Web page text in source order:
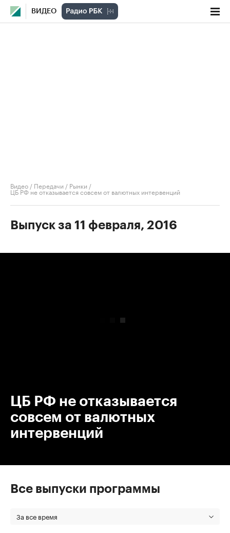
ВИДЕО
Видео / Передачи / Рынки /
ЦБ РФ не отказывается совсем от валютных интервенций
Выпуск за 11 февраля, 2016
ЦБ РФ не отказывается
совсем от валютных
интервенций
Все выпуски программы
За все время